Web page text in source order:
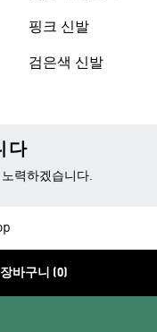
핑크 신발
검은색 신발
다
력하겠습니다.
장바구니 (0)